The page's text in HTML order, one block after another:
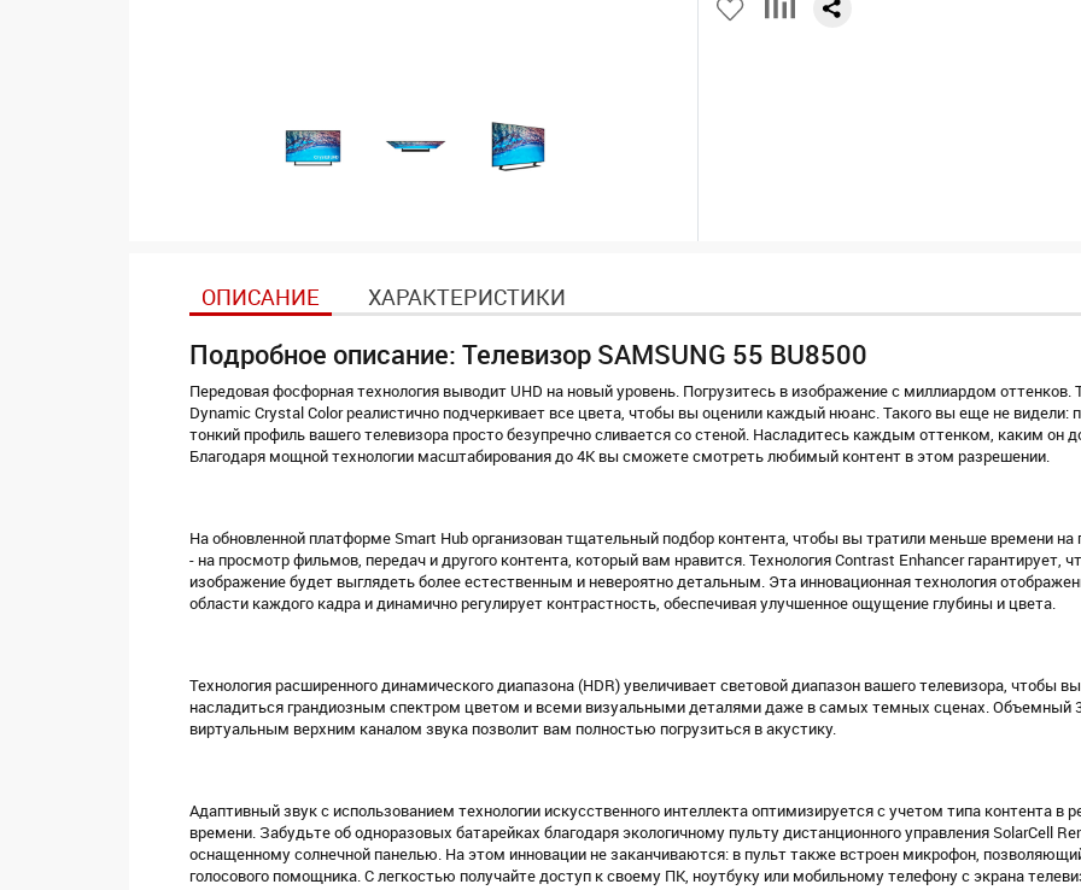
ОПИСАНИЕ ХАРАКТЕРИСТИКИ
Подробное описание: Телевизор SAMSUNG 55 BU8500
Передовая фосфорная технология выводит UHD на новый уровень. Погрузитесь в изображение с миллиардом оттенков.
Dynamic Crystal Color реалистично подчеркивает все цвета, чтобы вы оценили каждый нюанс. Такого вы еще не видели:
тонкий профиль вашего телевизора просто безупречно сливается со стеной. Насладитесь каждым оттенком, каким он
Благодаря мощной технологии масштабирования до 4K вы сможете смотреть любимый контент в этом разрешении.
На обновленной платформе Smart Hub организован тщательный подбор контента, чтобы вы тратили меньше времени на
- на просмотр фильмов, передач и другого контента, который вам нравится. Технология Contrast Enhancer гарантирует,
изображение будет выглядеть более естественным и невероятно детальным. Эта инновационная технология
области каждого кадра и динамично регулирует контрастность, обеспечивая улучшенное ощущение глубины и цвета.
Технология расширенного динамического диапазона (HDR) увеличивает световой диапазон вашего телевизора, чтобы
насладиться грандиозным спектром цветом и всеми визуальными деталями даже в самых темных сценах. Объемный
виртуальным верхним каналом звука позволит вам полностью погрузиться в акустику.
Адаптивный звук с использованием технологии искусственного интеллекта оптимизируется с учетом типа контента в
времени. Забудьте об одноразовых батарейках благодаря экологичному пульту дистанционного управления SolarCell
оснащенному солнечной панелью. На этом инновации не заканчиваются: в пульт также встроен микрофон,
голосового помощника. С легкостью получайте доступ к своему ПК, ноутбуку или мобильному телефону с экрана